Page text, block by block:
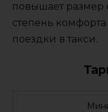
повышает размер
степень
поездки в такси.